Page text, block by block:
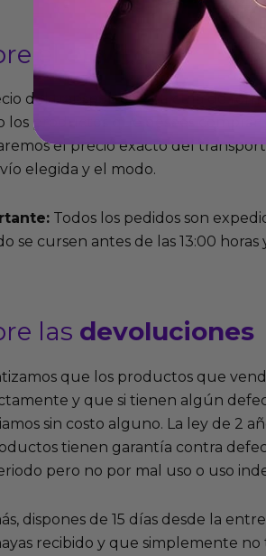
el envío
del transporte se calcula de
los productos que desees comprar
el precio exacto del
elegida y el modo.
Todos los pedidos son
se cursen antes de las 13:00 horas
las devoluciones
que los productos que
y que si tienen algún
sin costo alguno. La ley de 2
tienen garantía contra
pero no por mal uso o uso
dispones de 15 días desde la
recibido y que simplemente no